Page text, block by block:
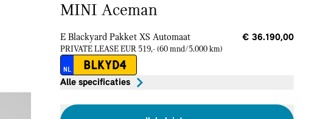
MINI Aceman
E Blackyard Pakket XS Automaat € 36.190,00
PRIVATE LEASE EUR 519,- (60 mnd/5.000 km)
NL BLKYD4
Alle specificaties